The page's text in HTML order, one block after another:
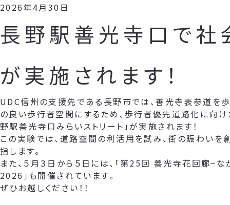
2026年4月30日
長野駅善光寺口で社
が実施されます！
UDC信州の支援先である長野市では、善光寺表参道を歩
の良い歩行者空間にするため、歩行者優先道路化に向け
野駅善光寺口みらいストリート」が実施されます！
この実験では、道路空間の利活用を試み、街の賑わいを
指します。
また、５月３日から５日には、「第25回 善光寺花回廊−な
2026」も開催されています。
ぜひお越しください！！